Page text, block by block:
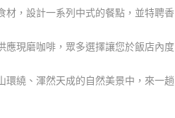
材，設計一系列中式的餐點，並特聘香
應現磨咖啡，眾多選擇讓您於飯店內度
環繞、渾然天成的自然美景中，來一趟